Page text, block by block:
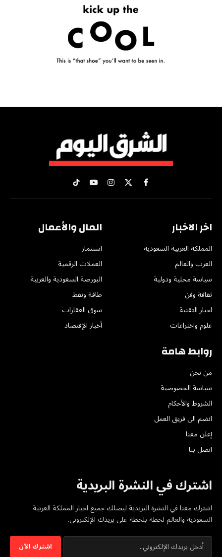
فيسبوك
X
(Twitter)
الانستغراميوتيوبتيكتوك
اخر الاخبار
المملكة العربية السعودية
العرب والعالم
سياسة محلية ودولية
ثقافة وفن
اخبار التقنية
علوم واختراعات
المال والأعمال
استثمار
العملات الرقمية
البورصة السعودية والعربية
طاقة ونفط
سوق العقارات
أخبار الإقتصاد
روابط هامة
من نحن
سياسة الخصوصية
الشروط والأحكام
انضم الى فريق العمل
إعلن معنا
اتصل بنا
اشترك في النشرة البريدية
اشترك معنا في النشرة البريدية ليصلك جميع اخبار المملكة العربية
السعودية والعالم لحظة بلحظة على بريدك الإلكتروني.